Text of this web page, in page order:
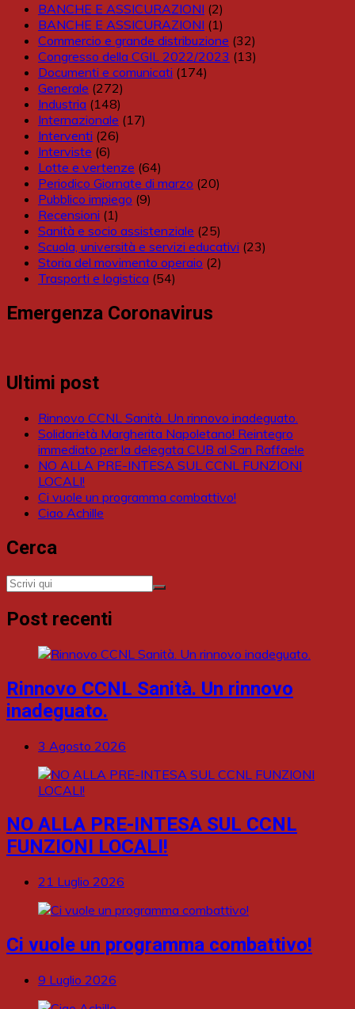
BANCHE E ASSICURAZIONI (2)
BANCHE E ASSICURAZIONI (1)
Commercio e grande distribuzione (32)
Congresso della CGIL 2022/2023 (13)
Documenti e comunicati (174)
Generale (272)
Industria (148)
Internazionale (17)
Interventi (26)
Interviste (6)
Lotte e vertenze (64)
Periodico Giornate di marzo (20)
Pubblico impiego (9)
Recensioni (1)
Sanità e socio assistenziale (25)
Scuola, università e servizi educativi (23)
Storia del movimento operaio (2)
Trasporti e logistica (54)
Emergenza Coronavirus
Ultimi post
Rinnovo CCNL Sanità. Un rinnovo inadeguato.
Solidarietà Margherita Napoletano! Reintegro
immediato per la delegata CUB al San Raffaele
NO ALLA PRE-INTESA SUL CCNL FUNZIONI
LOCALI!
Ci vuole un programma combattivo!
Ciao Achille
Cerca
Post recenti
Rinnovo CCNL Sanità. Un rinnovo
inadeguato.
3 Agosto 2026
NO ALLA PRE-INTESA SUL CCNL
FUNZIONI LOCALI!
21 Luglio 2026
Ci vuole un programma combattivo!
9 Luglio 2026